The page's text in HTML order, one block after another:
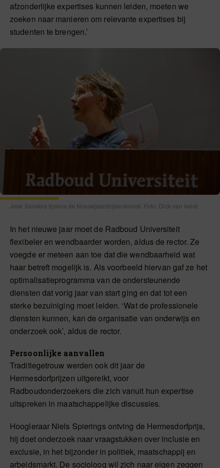
afzonderlijke expertises kunnen leiden, moeten we
zoeken naar manieren om relevante expertises bij
studenten te brengen.’
José Sanders tijdens de Nieuwjaarsbijeenkomst. Foto: Dick van Aalst
In het nieuwe jaar moet de Radboud Universiteit
flexibeler en wendbaarder worden, aldus de rector. Ze
voegde er meteen aan toe dat die wendbaarheid wat
haar betreft mogelijk is. Als voorbeeld hiervan gaf ze het
optimalisatieprogramma van de ondersteunende
diensten dat vorig jaar van start ging en dat tot een
sterke bezuiniging moet leiden. ‘Wat de professionele
diensten kunnen, kan de organisatie van onderwijs en
onderzoek ook’, aldus de rector.
Persoonlijke aanvallen
Traditiegetrouw werden ook dit jaar de
Hermesdorfprijzen uitgereikt, voor
Radboudonderzoekers die zich vanuit hun expertise
uitspreken in maatschappelijke discussies.
Hoogleraar Niels Spierings ontving de Hermesdorfprijs,
hij doet onderzoek naar vraagstukken over inclusie en
exclusie, in het bijzonder in politiek, maatschappij en
arbeidsmarkt. De socioloog wil zich naar eigen zeggen